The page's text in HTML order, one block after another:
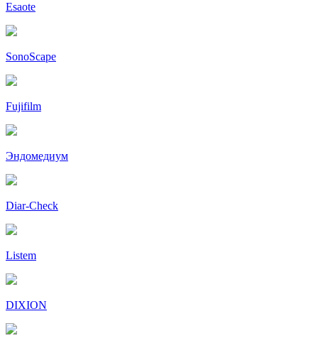
Esaote
SonoScape
Fujifilm
Эндомедиум
Diar-Cheсk
Listem
DIXION